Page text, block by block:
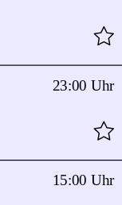
23:00 Uhr
15:00 Uhr